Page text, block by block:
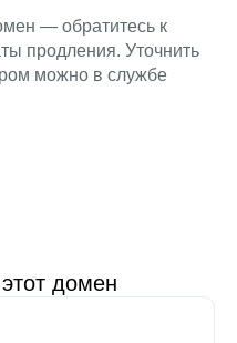
— обратитесь к
продления. Уточнить
можно в службе
домен